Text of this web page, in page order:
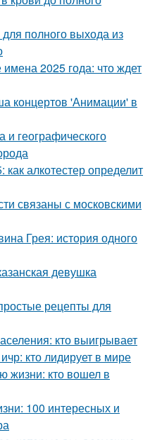
полного выхода из
2025 года: что ждет
концертов 'Анимации' в
и географического
алкотестер определит
связаны с московскими
Грея: история одного
девушка
рецепты для
кто выигрывает
кто лидирует в мире
жизни: кто вошел в
100 интересных и